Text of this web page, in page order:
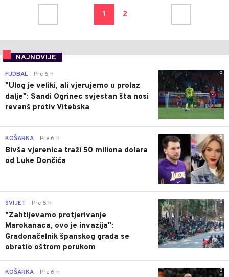
1 2
NAJNOVIJE
0
FUDBAL Pre 6 h
"Ulog je veliki, ali vjerujemo u prolaz
dalje": Sandi Ogrinec svjestan šta nosi
revanš protiv Vitebska
0
KOŠARKA Pre 6 h
Bivša vjerenica traži 50 miliona dolara
od Luke Dončića
0
SVIJET Pre 6 h
"Zahtijevamo protjerivanje
Marokanaca, ovo je invazija":
Gradonačelnik španskog grada se
obratio oštrom porukom
0
KOŠARKA Pre 6 h